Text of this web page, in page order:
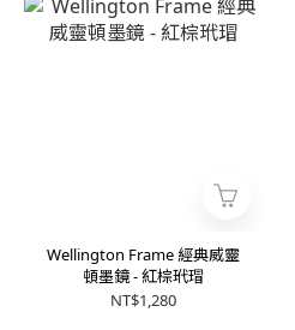
Wellington Frame 經典威靈
頓墨鏡 - 紅棕玳瑁
NT$1,280